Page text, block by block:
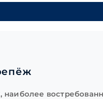
наиболее